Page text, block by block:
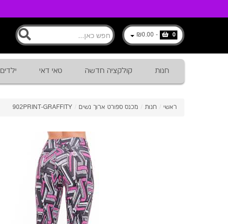
0
-
₪0.00
חנות קולקציה חדשה טאי דאי ילדים
ראשי / חנות / מכנס ספורט ארוך נשים /
902PRINT-GRAFFITY